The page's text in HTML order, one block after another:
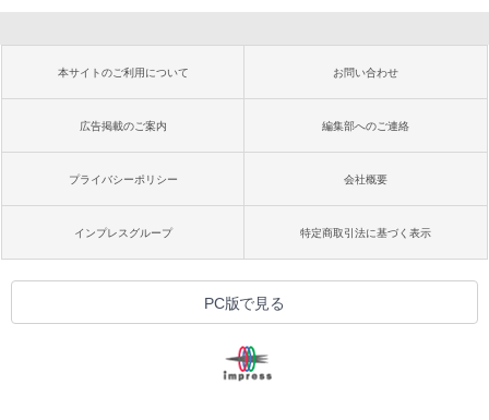
本サイトのご利用について お問い合わせ
広告掲載のご案内 編集部へのご連絡
プライバシーポリシー 会社概要
インプレスグループ 特定商取引法に基づく表示
PC版で見る